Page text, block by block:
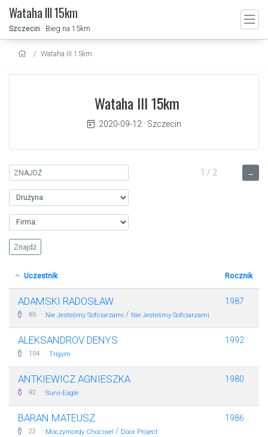
Wataha III 15km
Szczecin · Bieg na 15km
Wataha III 15km
Wataha III 15km
2020-09-12 · Szczecin
→
1 / 2
Uczestnik Rocznik
ADAMSKI RADOSŁAW
65 · Nie Jesteśmy Sofciarzami / Nie Jesteśmy Sofciarzami
1987
ALEKSANDROV DENYS
104 · Trigym
1992
ANTKIEWICZ AGNIESZKA
92 · Survi-Eagle
1980
BARAN MATEUSZ
22 · Moczymordy Chociwel / Door Project
1986